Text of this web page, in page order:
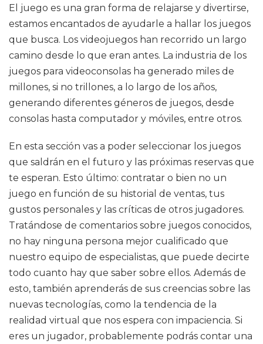
El juego es una gran forma de relajarse y divertirse,
estamos encantados de ayudarle a hallar los juegos
que busca. Los videojuegos han recorrido un largo
camino desde lo que eran antes. La industria de los
juegos para videoconsolas ha generado miles de
millones, si no trillones, a lo largo de los años,
generando diferentes géneros de juegos, desde
consolas hasta computador y móviles, entre otros.
En esta sección vas a poder seleccionar los juegos
que saldrán en el futuro y las próximas reservas que
te esperan. Esto último: contratar o bien no un
juego en función de su historial de ventas, tus
gustos personales y las críticas de otros jugadores.
Tratándose de comentarios sobre juegos conocidos,
no hay ninguna persona mejor cualificado que
nuestro equipo de especialistas, que puede decirte
todo cuanto hay que saber sobre ellos. Además de
esto, también aprenderás de sus creencias sobre las
nuevas tecnologías, como la tendencia de la
realidad virtual que nos espera con impaciencia. Si
eres un jugador, probablemente podrás contar una